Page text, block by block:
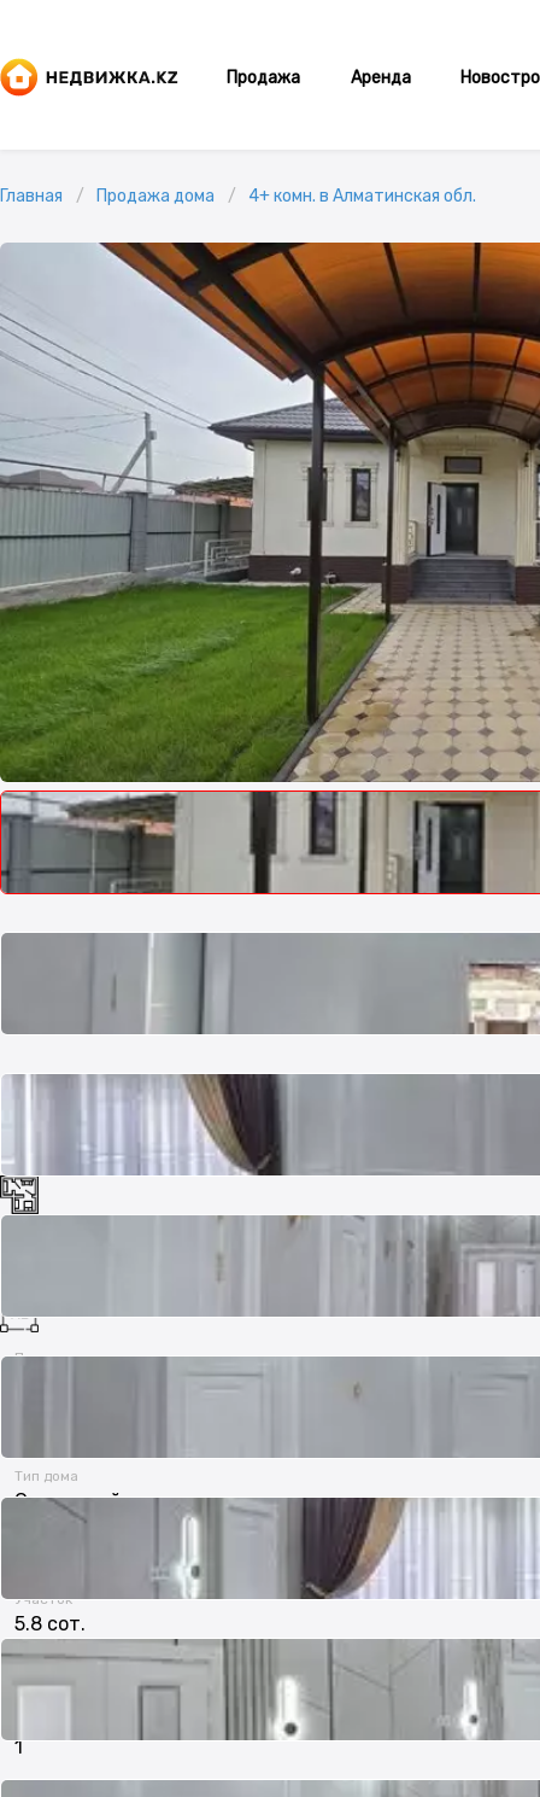
Продажа Аренда
Главная Продажа дома 4+ комн. в Алматинская обл.
Площадь
Тип дома
Отдельный дом
Участок
5.8 сот.
1